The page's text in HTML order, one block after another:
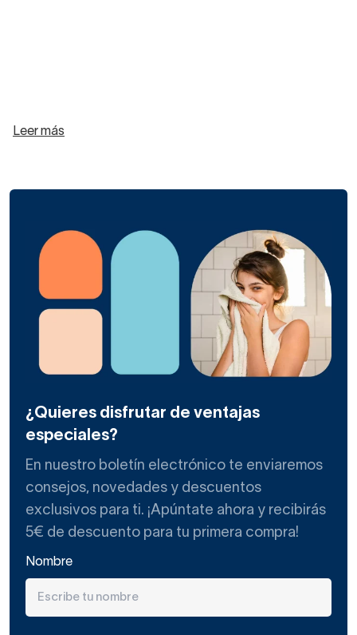
Leer más
¿Quieres disfrutar de ventajas
especiales?
En nuestro boletín electrónico te enviaremos
consejos, novedades y descuentos
exclusivos para ti. ¡Apúntate ahora y recibirás
5€ de descuento para tu primera compra!
Nombre